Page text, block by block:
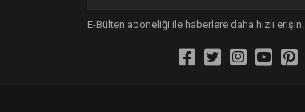
E-Bülten aboneliği ile haberlere daha hızlı erişin.